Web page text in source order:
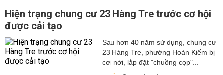
Hiện trạng chung cư 23 Hàng Tre trước cơ hội
được cải tạo
Sau hơn 40 năm sử dụng, chung cư
23 Hàng Tre, phường Hoàn Kiếm bị
cơi nới, lắp đặt "chuồng cọp"...